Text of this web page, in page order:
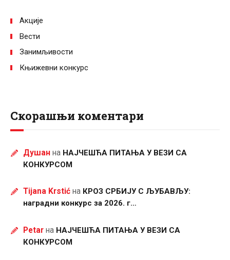
Акције
Вести
Занимљивости
Књижевни конкурс
Скорашњи коментари
Душанна НАЈЧЕШЋА ПИТАЊА У ВЕЗИ СА
КОНКУРСОМ
Tijana Krstićна КРОЗ СРБИЈУ С ЉУБАВЉУ:
наградни конкурс за 2026. г…
Petarна НАЈЧЕШЋА ПИТАЊА У ВЕЗИ СА
КОНКУРСОМ